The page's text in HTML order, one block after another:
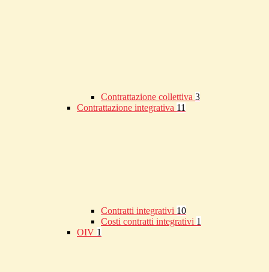
Contrattazione collettiva 3
Contrattazione integrativa 11
Contratti integrativi 10
Costi contratti integrativi 1
OIV 1